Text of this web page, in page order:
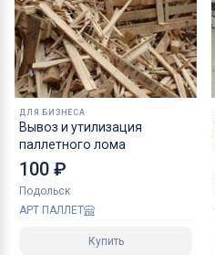
ДЛЯ БИЗНЕСА
Вывоз и утилизация
паллетного лома
100 ₽
Подольск
АРТ ПАЛЛЕТ
Купить